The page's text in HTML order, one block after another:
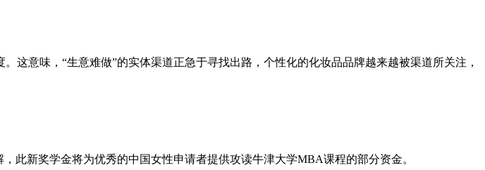
意味，“生意难做”的实体渠道正急于寻找出路，个性化的化妆品品牌越来越被渠道所关注，
新奖学金将为优秀的中国女性申请者提供攻读牛津大学MBA课程的部分资金。